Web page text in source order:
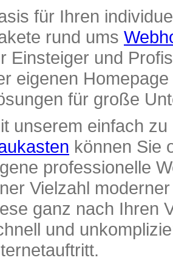
für Ihren
rund ums
Einsteiger und
eigenen
für große
unserem einfach
können Sie
professionelle
Vielzahl
ganz nach Ihren
und